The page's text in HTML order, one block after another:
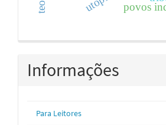
povos
Informações
Para Leitores